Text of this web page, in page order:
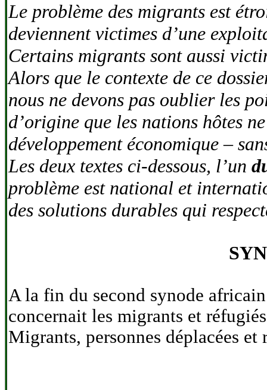
Le problème des migrants est
deviennent victimes d’une
Certains migrants sont aussi
Alors que le contexte de ce
nous ne devons pas oublier les
d’origine que les nations hôtes
développement économique –
Les deux textes ci-dessous, l’un
problème est national et
des solutions durables qui
A la fin du second synode
concernait les migrants et
Migrants, personnes déplacées